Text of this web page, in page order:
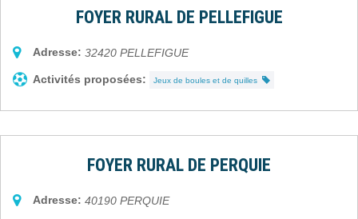
FOYER RURAL DE PELLEFIGUE
Adresse: 32420 PELLEFIGUE
Activités proposées: Jeux de boules et de quilles
FOYER RURAL DE PERQUIE
Adresse: 40190 PERQUIE